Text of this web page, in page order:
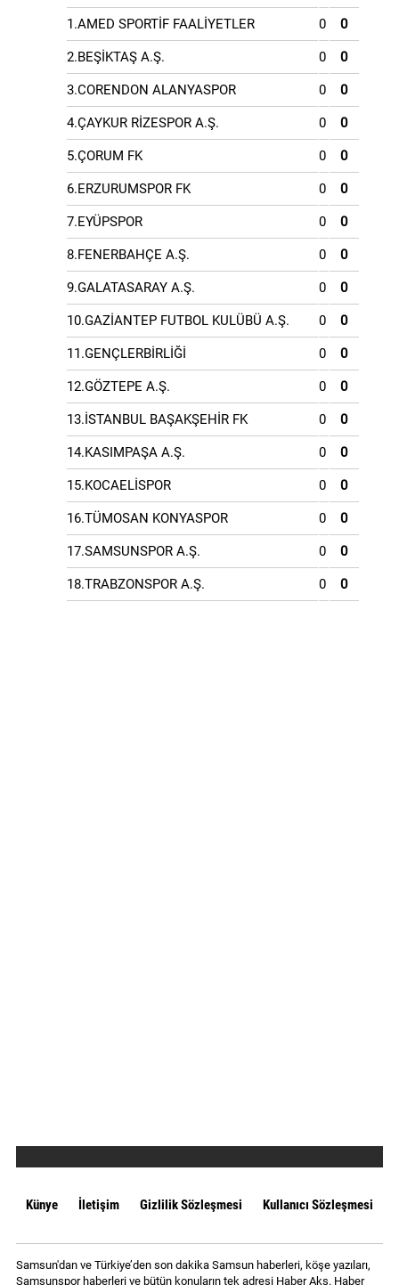
1.AMED SPORTİF FAALİYETLER 0 0
2.BEŞİKTAŞ A.Ş. 0 0
3.CORENDON ALANYASPOR 0 0
4.ÇAYKUR RİZESPOR A.Ş. 0 0
5.ÇORUM FK 0 0
6.ERZURUMSPOR FK 0 0
7.EYÜPSPOR 0 0
8.FENERBAHÇE A.Ş. 0 0
9.GALATASARAY A.Ş. 0 0
10.GAZİANTEP FUTBOL KULÜBÜ A.Ş. 0 0
11.GENÇLERBİRLİĞİ 0 0
12.GÖZTEPE A.Ş. 0 0
13.İSTANBUL BAŞAKŞEHİR FK 0 0
14.KASIMPAŞA A.Ş. 0 0
15.KOCAELİSPOR 0 0
16.TÜMOSAN KONYASPOR 0 0
17.SAMSUNSPOR A.Ş. 0 0
18.TRABZONSPOR A.Ş. 0 0
Künye İletişim Gizlilik Sözleşmesi Kullanıcı Sözleşmesi
Samsun'dan ve Türkiye’den son dakika Samsun haberleri, köşe yazıları,
Samsunspor haberleri ve bütün konuların tek adresi Haber Aks. Haber